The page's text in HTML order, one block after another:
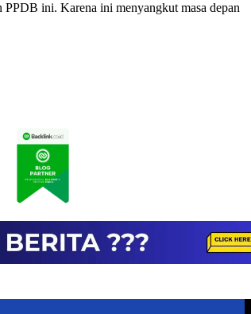
PPDB ini. Karena ini menyangkut masa depan